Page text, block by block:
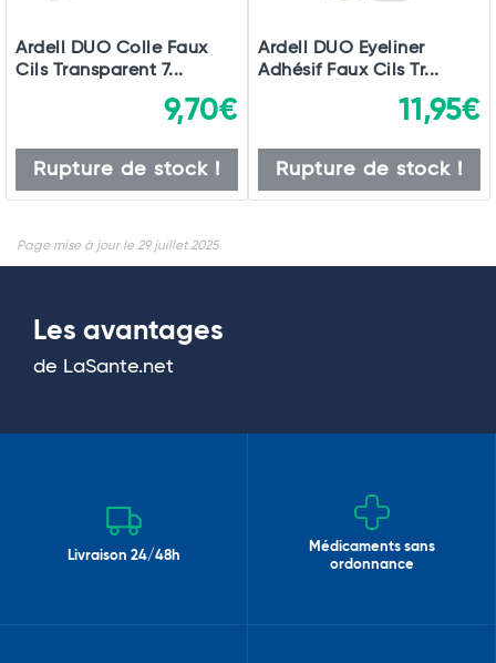
Ardell DUO Colle Faux
Cils Transparent 7...
9,70€
Rupture de stock !
Ardell DUO Eyeliner
Adhésif Faux Cils Tr...
11,95€
Rupture de stock !
Page mise à jour le 29 juillet 2025
Les avantages
de LaSante.net
Livraison 24/48h
Médicaments sans
ordonnance